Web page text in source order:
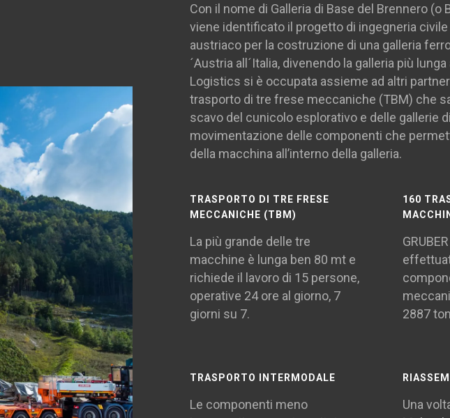
Con il nome di Galleria di Base del Brennero (o
viene identificato il progetto di ingegneria
austriaco per la costruzione di una galleria
´Austria all´Italia, divenendo la galleria più lunga
Logistics si è occupata assieme ad altri
trasporto di tre frese meccaniche (TBM) che
scavo del cunicolo esplorativo e delle gallerie
movimentazione delle componenti che
della macchina all’interno della galleria.
TRASPORTO DI TRE FRESE
MECCANICHE (TBM)
La più grande delle tre
macchine è lunga ben 80 mt e
richiede il lavoro di 15 persone,
operative 24 ore al giorno, 7
giorni su 7.
TRASPORTO INTERMODALE
Le componenti meno
160
2887
Una